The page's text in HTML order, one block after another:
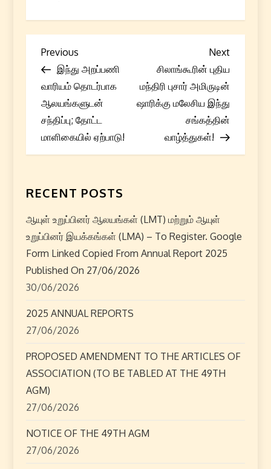
P
o
s
t
n
a
v
i
g
a
t
i
o
n
Previous
Post
Previous
இந்து அறப்பணி
வாரியம் தொடர்பாக
ஆலயங்களுடன்
சந்திப்பு; தோட்ட
மாளிகையில் ஏற்பாடு!
Next
Next
சிலாங்கூரின் புதிய
மந்திரி புசார் அமிருடின்
ஷாரிக்கு மலேசிய இந்து
சங்கத்தின்
வாழ்த்துகள்!
RECENT POSTS
ஆயுள் உறுப்பினர் ஆலயங்கள் (LMT) மற்றும் ஆயுள்
உறுப்பினர் இயக்கங்கள் (LMA) – To Register. Google
Form Linked Copied From Annual Report 2025
Published On 27/06/2026
30/06/2026
2025 ANNUAL REPORTS
27/06/2026
PROPOSED AMENDMENT TO THE ARTICLES OF
ASSOCIATION (TO BE TABLED AT THE 49TH
AGM)
27/06/2026
NOTICE OF THE 49TH AGM
27/06/2026